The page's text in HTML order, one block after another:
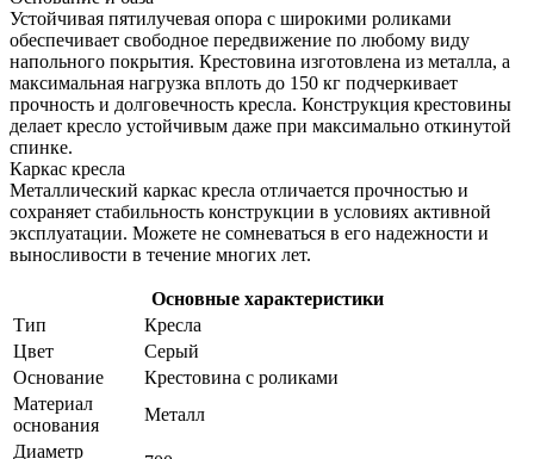
Устойчивая пятилучевая опора с широкими роликами
обеспечивает свободное передвижение по любому виду
напольного покрытия. Крестовина изготовлена из металла, а
максимальная нагрузка вплоть до 150 кг подчеркивает
прочность и долговечность кресла. Конструкция крестовины
делает кресло устойчивым даже при максимально откинутой
спинке.
Каркас кресла
Металлический каркас кресла отличается прочностью и
сохраняет стабильность конструкции в условиях активной
эксплуатации. Можете не сомневаться в его надежности и
выносливости в течение многих лет.
Основные характеристики
Тип
Кресла
Цвет
Серый
Основание
Крестовина с роликами
Материал
основания
Металл
Диаметр